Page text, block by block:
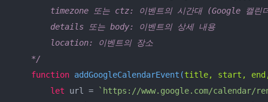
timezone 또는 ctz: 이벤트의 시간대 (Google 캘린
        details 또는 body: 이벤트의 상세 내용
        location: 이벤트의 장소
    */
function addGoogleCalendarEvent (title, start, end,
let url =
`https://www.google.com/calendar/